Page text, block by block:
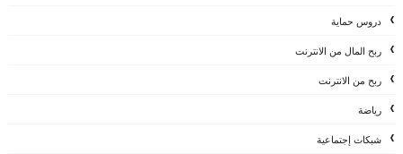
دروس حماية
ربح المال من الانترنت
ربح من الانترنت
رياضة
شبكات إجتماعية